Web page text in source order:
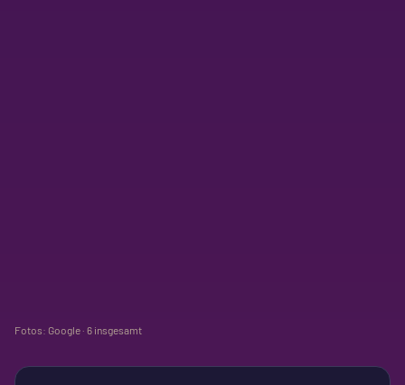
Fotos: Google · 6 insgesamt